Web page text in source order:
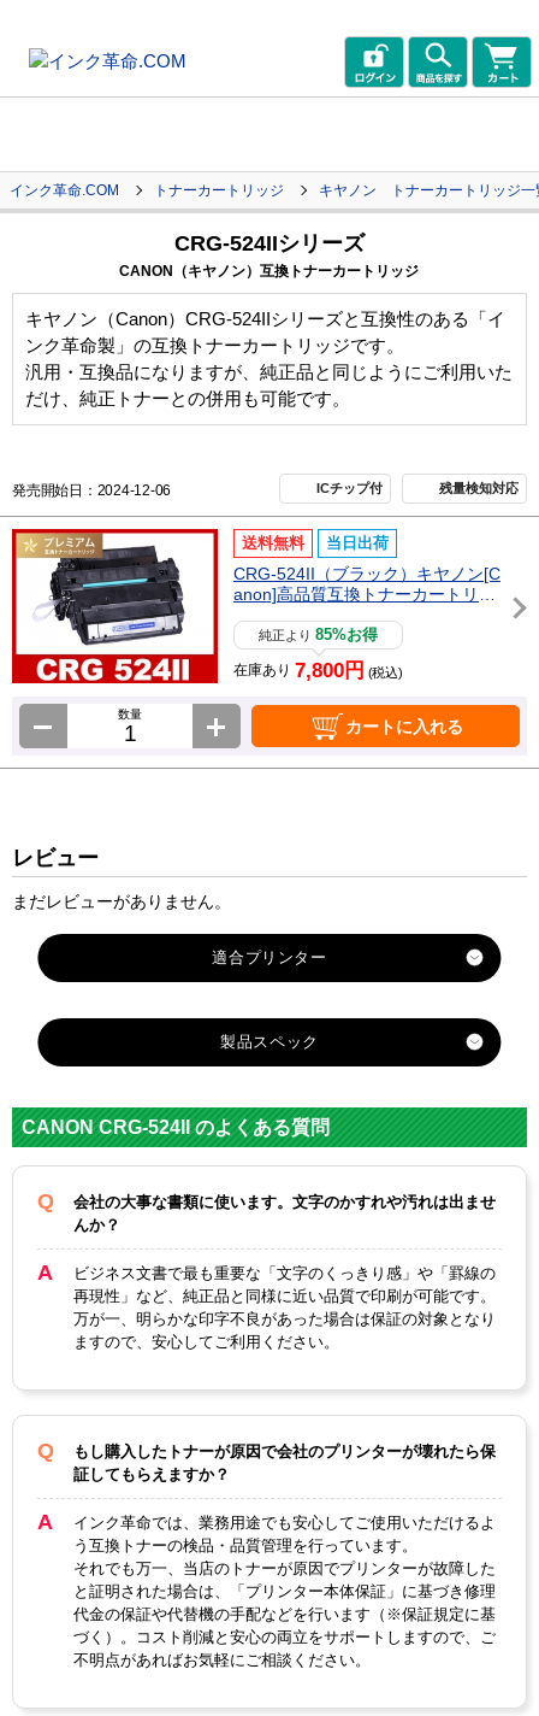
インク革命.COM トナーカートリッジ キヤノン トナーカートリッジ一
CRG-524IIシリーズ
CANON（キヤノン）互換トナーカートリッジ
キヤノン（Canon）CRG-524IIシリーズと互換性のある「イ
ンク革命製」の互換トナーカートリッジです。
汎用・互換品になりますが、純正品と同じようにご利用いた
だけ、純正トナーとの併用も可能です。
発売開始日：2024-12-06 ICチップ付 残量検知対応
送料無料 当日出荷
CRG-524II（ブラック）キヤノン[C
anon]高品質互換トナーカートリッ
純正より85%お得
在庫あり 7,800円 (税込)
数量
カートに入れる
レビュー
まだレビューがありません。
適合プリンター
製品スペック
メーカー
キヤノン
対応
純正型番
カラー ブラック
ICチップ あり
CANON CRG-524II のよくある質問
会社の大事な書類に使います。文字のかすれや汚れは出ませ
んか？
ビジネス文書で最も重要な「文字のくっきり感」や「罫線の
再現性」など、純正品と同様に近い品質で印刷が可能です。
万が一、明らかな印字不良があった場合は保証の対象となり
ますので、安心してご利用ください。
もし購入したトナーが原因で会社のプリンターが壊れたら保
証してもらえますか？
インク革命では、業務用途でも安心してご使用いただけるよ
う互換トナーの検品・品質管理を行っています。
それでも万一、当店のトナーが原因でプリンターが故障した
と証明された場合は、「プリンター本体保証」に基づき修理
代金の保証や代替機の手配などを行います（※保証規定に基
づく）。コスト削減と安心の両立をサポートしますので、ご
不明点があればお気軽にご相談ください。